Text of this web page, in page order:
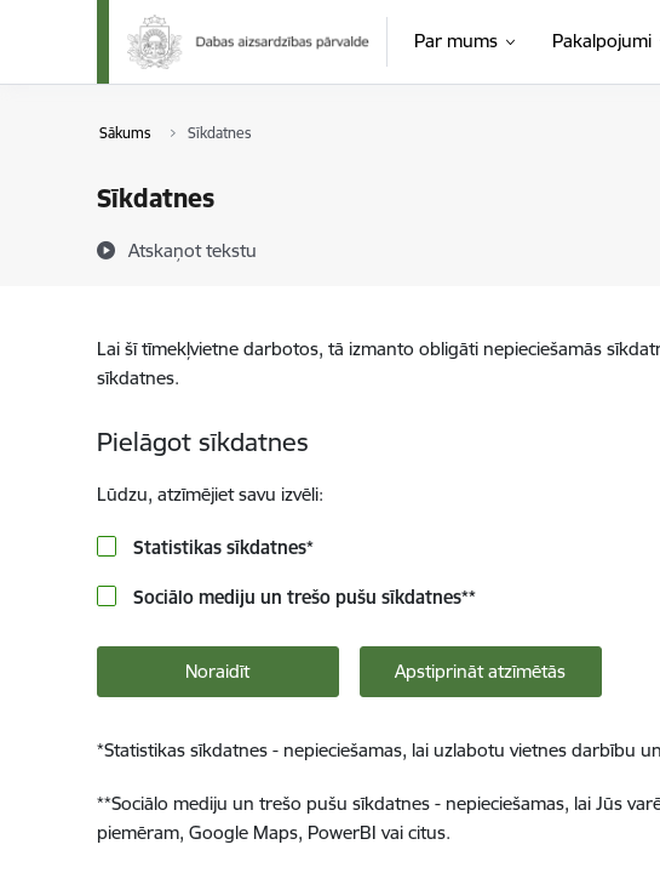
Pāriet uz lapas saturu
Par mums Pakalpojumi
Sākums Sīkdatnes
Sīkdatnes
Atskaņot tekstu
Lai šī tīmekļvietne darbotos, tā izmanto obligāti nepieciešamās
sīkdatnes.
Pielāgot sīkdatnes
Lūdzu, atzīmējiet savu izvēli:
Statistikas sīkdatnes*
Sociālo mediju un trešo pušu sīkdatnes**
Noraidīt Apstiprināt atzīmētās
*Statistikas sīkdatnes - nepieciešamas, lai uzlabotu vietnes darbību
**Sociālo mediju un trešo pušu sīkdatnes - nepieciešamas, lai Jūs
piemēram, Google Maps, PowerBI vai citus.